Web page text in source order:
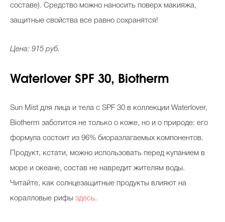
составе). Средство можно наносить поверх макияжа,
защитные свойства все равно сохранятся!
Цена: 915 руб.
Waterlover SPF 30, Biotherm
Sun Mist для лица и тела с SPF 30 в коллекции Waterlover,
Biotherm заботится не только о коже, но и о природе: его
формула состоит из 96% биоразлагаемых компонентов.
Продукт, кстати, можно использовать перед купанием в
море и океане, состав не навредит жителям воды.
Читайте, как солнцезащитные продукты влияют на
коралловые рифы здесь.